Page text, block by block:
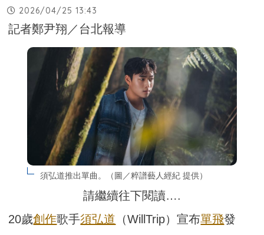
2026/04/25 13:43
記者鄭尹翔／台北報導
須弘道推出單曲。（圖／粹譜藝人經紀 提供）
請繼續往下閱讀….
20歲創作歌手須弘道 （WillTrip）宣布單飛發